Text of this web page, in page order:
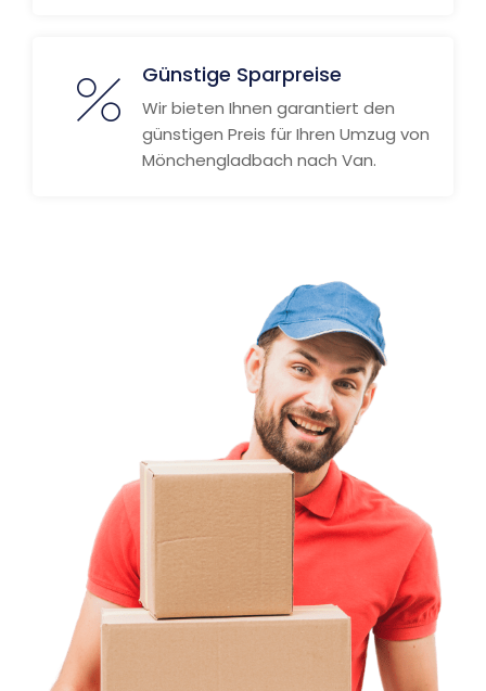
Günstige Sparpreise
Wir bieten Ihnen garantiert den
günstigen Preis für Ihren Umzug von
Mönchengladbach nach Van.